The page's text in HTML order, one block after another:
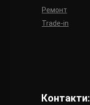
Ремонт
Trade-in
Контакти: